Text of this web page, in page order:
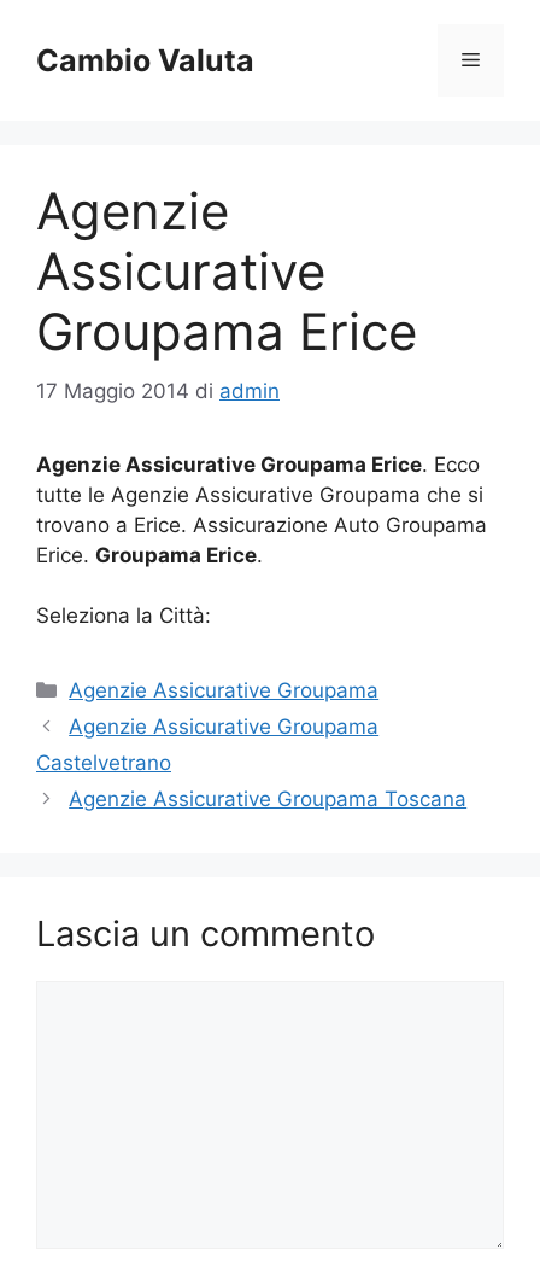
contenuto
Cambio Valuta Menu
Agenzie
Assicurative
Groupama Erice
17 Maggio 2014 di admin
Agenzie Assicurative Groupama Erice. Ecco
tutte le Agenzie Assicurative Groupama che si
trovano a Erice. Assicurazione Auto Groupama
Erice. Groupama Erice.
Seleziona la Città:
Categorie
Agenzie Assicurative Groupama
Agenzie Assicurative Groupama
Castelvetrano
Agenzie Assicurative Groupama Toscana
Lascia un commento